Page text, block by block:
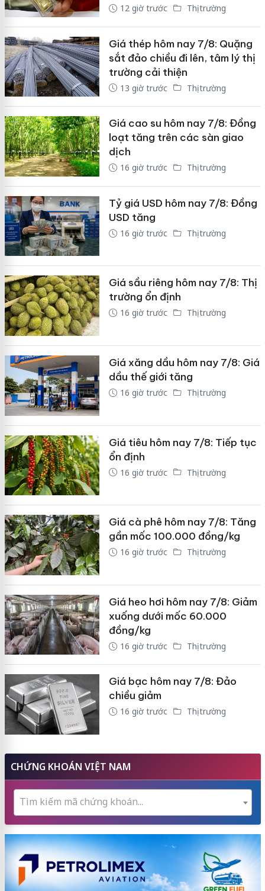
12 giờ trước Thị trường
Giá thép hôm nay 7/8: Quặng
sắt đảo chiều đi lên, tâm lý thị
trường cải thiện
13 giờ trước Thị trường
Giá cao su hôm nay 7/8: Đồng
loạt tăng trên các sàn giao
dịch
16 giờ trước Thị trường
Tỷ giá USD hôm nay 7/8: Đồng
USD tăng
16 giờ trước Thị trường
Giá sầu riêng hôm nay 7/8: Thị
trường ổn định
16 giờ trước Thị trường
Giá xăng dầu hôm nay 7/8: Giá
dầu thế giới tăng
16 giờ trước Thị trường
Giá tiêu hôm nay 7/8: Tiếp tục
ổn định
16 giờ trước Thị trường
Giá cà phê hôm nay 7/8: Tăng
gần mốc 100.000 đồng/kg
16 giờ trước Thị trường
Giá heo hơi hôm nay 7/8: Giảm
xuống dưới mốc 60.000
đồng/kg
16 giờ trước Thị trường
Giá bạc hôm nay 7/8: Đảo
chiều giảm
16 giờ trước Thị trường
CHỨNG KHOÁN VIỆT NAM
Tìm kiếm mã chứng khoán...